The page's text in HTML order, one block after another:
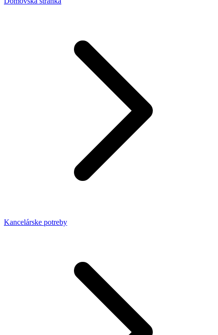
Kancelárske potreby